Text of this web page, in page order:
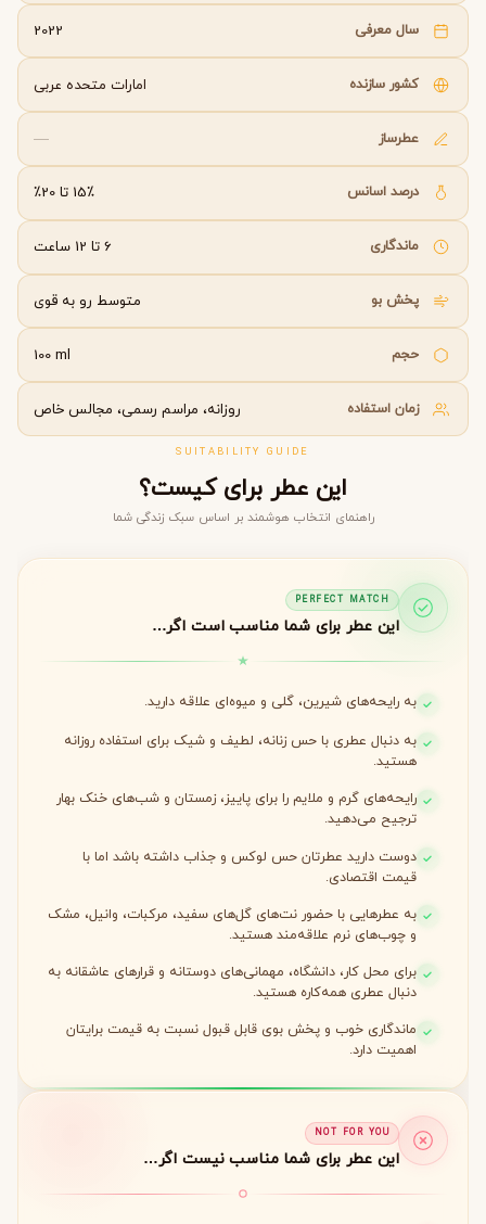
سال معرفی 2022
کشور سازنده امارات متحده عربی
عطرساز —
درصد اسانس 15٪ تا 20٪
ماندگاری 6 تا 12 ساعت
پخش بو متوسط رو به قوی
حجم 100 ml
زمان استفاده روزانه، مراسم رسمی، مجالس خاص
SUITABILITY GUIDE
این عطر برای کیست؟
راهنمای انتخاب هوشمند بر اساس سبک زندگی شما
PERFECT MATCH
این عطر برای شما مناسب است اگر…
به رایحه‌های شیرین، گلی و میوه‌ای علاقه دارید.
به دنبال عطری با حس زنانه، لطیف و شیک برای استفاده روزانه
هستید.
رایحه‌های گرم و ملایم را برای پاییز، زمستان و شب‌های خنک بهار
ترجیح می‌دهید.
دوست دارید عطرتان حس لوکس و جذاب داشته باشد اما با
قیمت اقتصادی.
به عطرهایی با حضور نت‌های گل‌های سفید، مرکبات، وانیل، مشک
و چوب‌های نرم علاقه‌مند هستید.
برای محل کار، دانشگاه، مهمانی‌های دوستانه و قرارهای عاشقانه به
دنبال عطری همه‌کاره هستید.
ماندگاری خوب و پخش بوی قابل قبول نسبت به قیمت برایتان
اهمیت دارد.
NOT FOR YOU
این عطر برای شما مناسب نیست اگر…